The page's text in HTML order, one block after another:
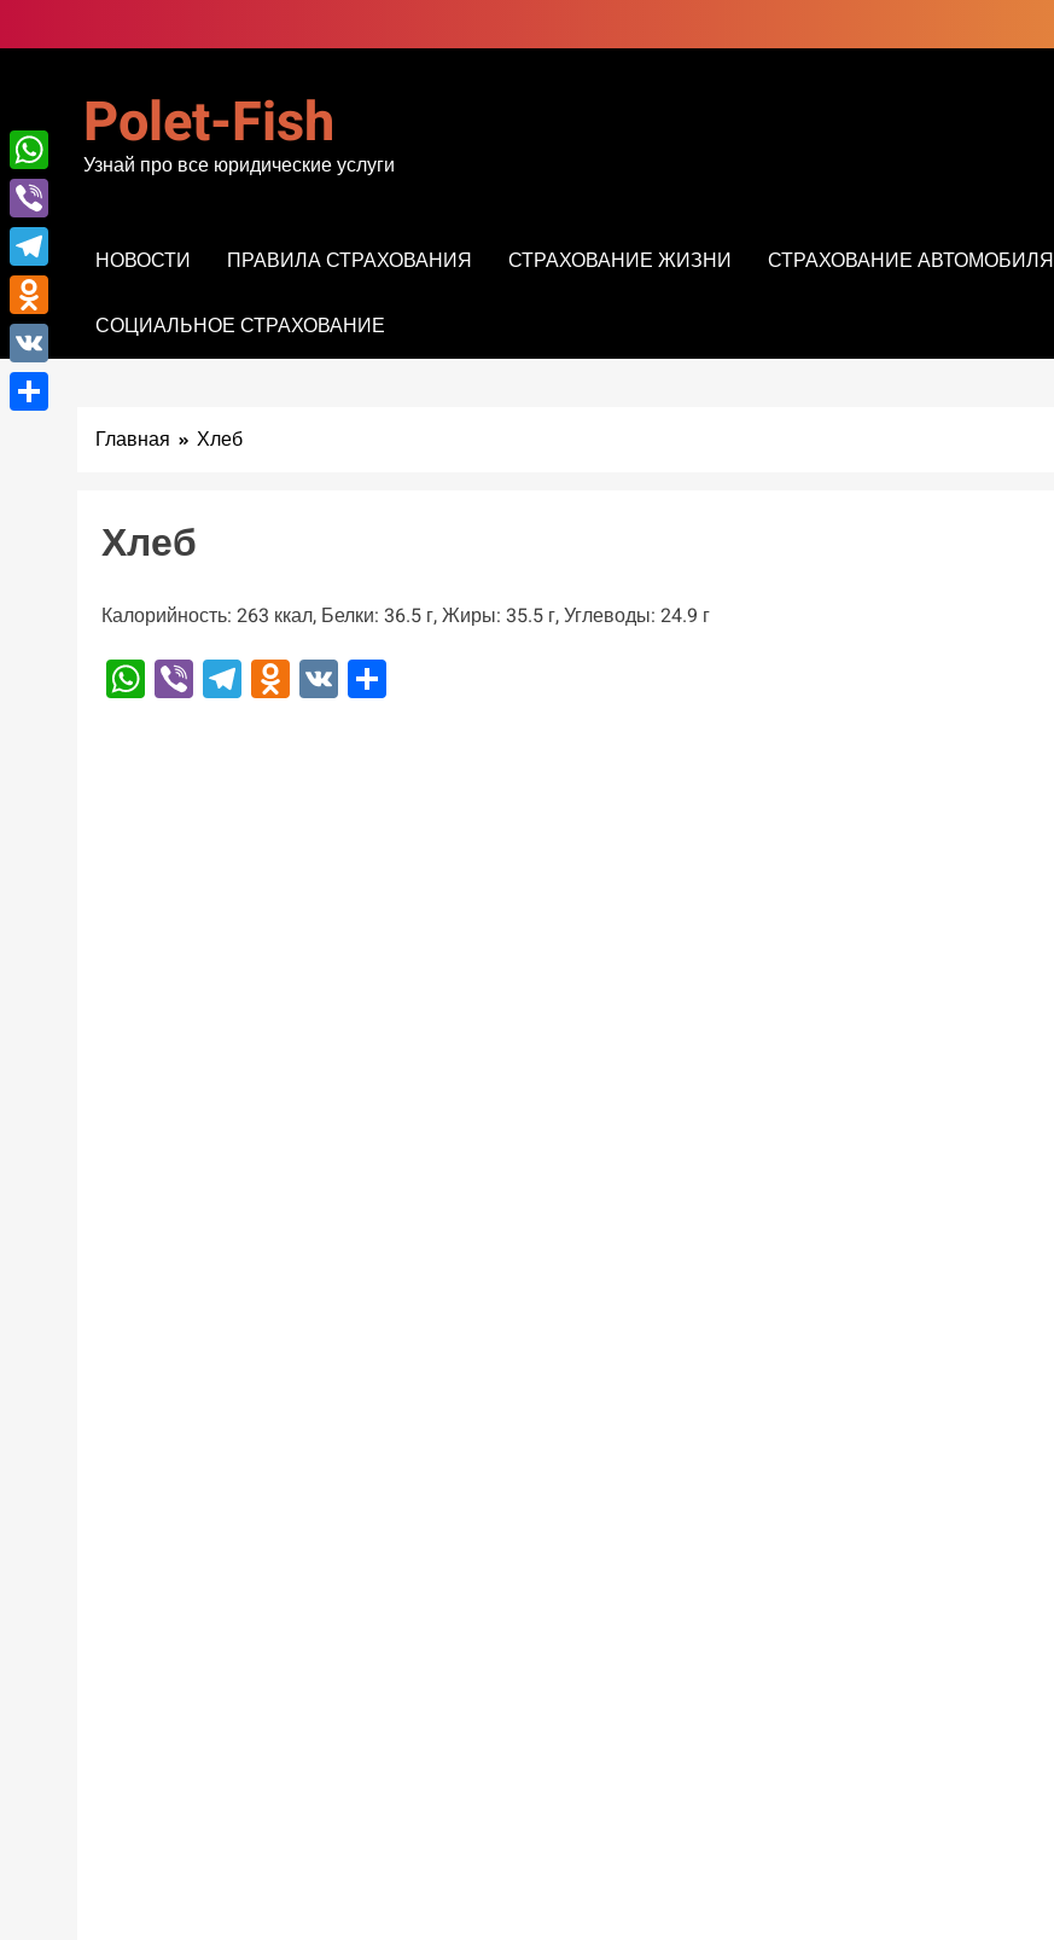
к
Polet-Fish
Узнай про все юридические услуги
НОВОСТИ ПРАВИЛА СТРАХОВАНИЯ СТРАХОВАНИЕ ЖИЗНИ СТРАХОВАНИЕ АВТОМОБИЛЯ
СОЦИАЛЬНОЕ СТРАХОВАНИЕ
Главная Хлеб
Хлеб
Калорийность: 263 ккал, Белки: 36.5 г, Жиры: 35.5 г, Углеводы: 24.9 г
WhatsApp
ViberTelegram
Odnoklassniki
VK
WhatsApp
Viber
Telegram
Odnoklassniki
VK
Отправить